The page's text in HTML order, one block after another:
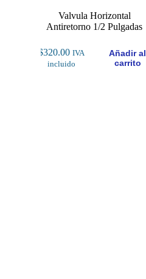
Valvula Horizontal
Antiretorno 1/2 Pulgadas
$320.00 IVA
incluido
Añadir al
carrito